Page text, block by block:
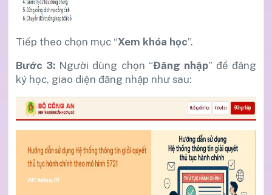
Tiếp theo chọn mục “Xem khóa học”.
Bước 3: Người dùng chọn “Đăng nhập” để đăng
ký học, giao diện đăng nhập như sau: